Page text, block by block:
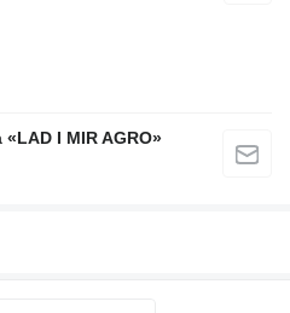
«LAD I MIR AGRO»